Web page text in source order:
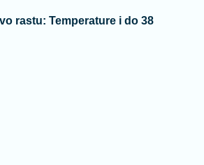
rastu: Temperature i do 38